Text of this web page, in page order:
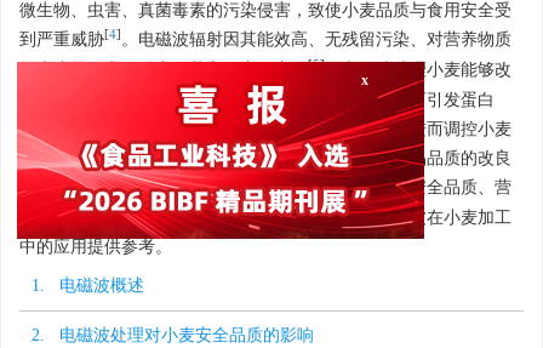
微生物、虫害、真菌毒素的污染侵害，致使小麦品质与食用安全受
到严重威胁[4] 。电磁波辐射因其能效高、无残留污染、对营养物质
[5]
。电磁波处理小麦能够改
变淀粉颗粒形貌与晶体结构，该过程中产生的自由基可引发蛋白
质、脂质分子结构变化，同时影响脂质氧化稳定性，进而调控小麦
粉的粉质、糊化、流变等加工特性，最终实现对面制品品质的改良
或劣变调控[6]。本文主要总结了电磁波处理对小麦的安全品质、营
养品质、加工品质三方面的影响及机理，以期为电磁波在小麦加工
中的应用提供参考。
1. 电磁波概述
2. 电磁波处理对小麦安全品质的影响